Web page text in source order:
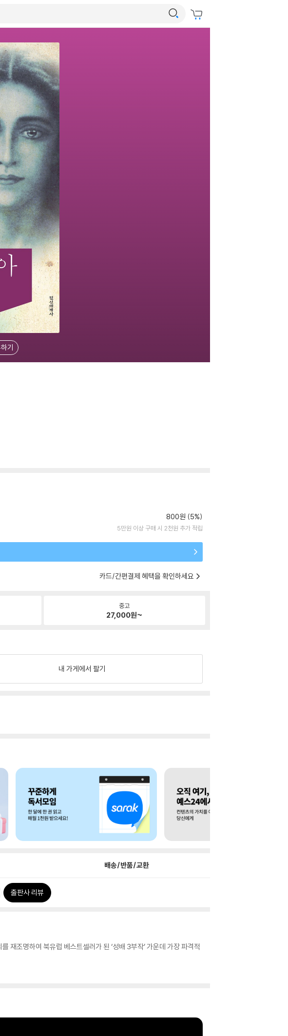
기
800원 (5%)
5만원 이상 구매 시 2천원 추가 적립
카드/간편결제 혜택을 확인하세요
중고
27,000원~
내 가게에서 팔기
배송/반품/교환
출판사 리뷰
재조명하여 북유럽 베스트셀러가 된 ‘성배 3부작’ 가운데 가장 파격적